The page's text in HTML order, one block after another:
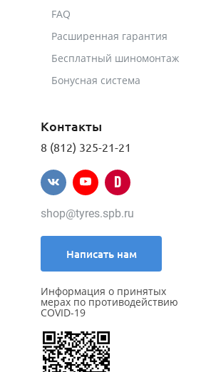
FAQ
Расширенная гарантия
Бесплатный шиномонтаж
Бонусная система
Контакты
8 (812) 325-21-21
shop@tyres.spb.ru
Написать нам
Информация о принятых
мерах по противодействию
COVID-19